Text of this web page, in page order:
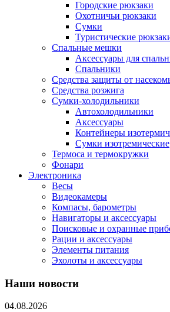
Городские рюкзаки
Охотничьи рюкзаки
Сумки
Туристические
Спальные мешки
Аксессуары для
Спальники
Средства защиты от
Средства розжига
Сумки-холодильники
Автохолодильники
Аксессуары
Контейнеры
Сумки изотремические
Термоса и термокружки
Фонари
Электроника
Весы
Видеокамеры
Компасы, барометры
Навигаторы и аксессуары
Поисковые и охранные
Рации и аксессуары
Элементы питания
Эхолоты и аксессуары
Наши новости
04.08.2026